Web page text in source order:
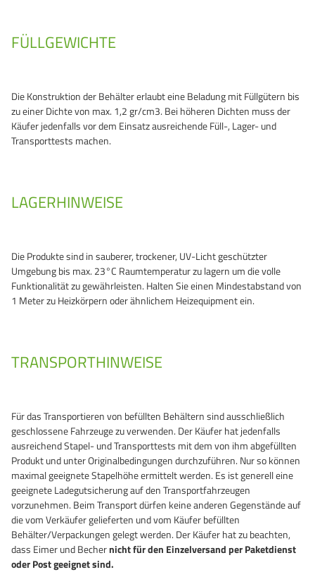
FÜLLGEWICHTE
Die Konstruktion der Behälter erlaubt eine Beladung mit Füllgütern bis
zu einer Dichte von max. 1,2 gr/cm3. Bei höheren Dichten muss der
Käufer jedenfalls vor dem Einsatz ausreichende Füll-, Lager- und
Transporttests machen.
LAGERHINWEISE
Die Produkte sind in sauberer, trockener, UV-Licht geschützter
Umgebung bis max. 23°C Raumtemperatur zu lagern um die volle
Funktionalität zu gewährleisten. Halten Sie einen Mindestabstand von
1 Meter zu Heizkörpern oder ähnlichem Heizequipment ein.
TRANSPORTHINWEISE
Für das Transportieren von befüllten Behältern sind ausschließlich
geschlossene Fahrzeuge zu verwenden. Der Käufer hat jedenfalls
ausreichend Stapel- und Transporttests mit dem von ihm abgefüllten
Produkt und unter Originalbedingungen durchzuführen. Nur so können
maximal geeignete Stapelhöhe ermittelt werden. Es ist generell eine
geeignete Ladegutsicherung auf den Transportfahrzeugen
vorzunehmen. Beim Transport dürfen keine anderen Gegenstände auf
die vom Verkäufer gelieferten und vom Käufer befüllten
Behälter/Verpackungen gelegt werden. Der Käufer hat zu beachten,
dass Eimer und Bechernicht für den Einzelversand per Paketdienst
oder Post geeignet sind.